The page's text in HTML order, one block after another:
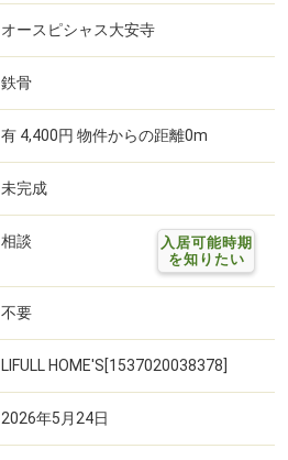
オースピシャス大安寺
鉄骨
有 4,400円 物件からの距離0m
未完成
相談
入居可能時期
を知りたい
不要
LIFULL HOME'S[1537020038378]
2026年5月24日